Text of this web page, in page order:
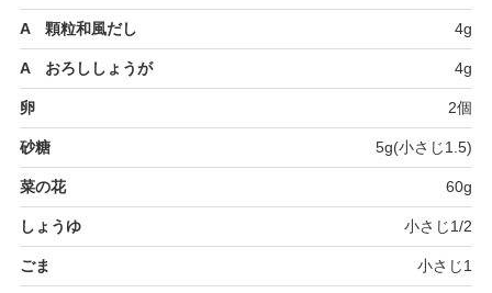
A 顆粒和風だし 4g
A おろししょうが 4g
卵 2個
砂糖 5g(小さじ1.5)
菜の花 60g
しょうゆ 小さじ1/2
ごま 小さじ1